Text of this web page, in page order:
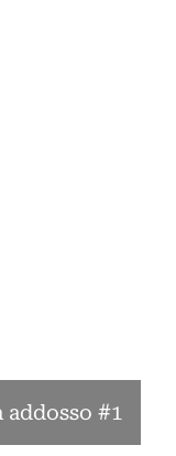
addosso #1